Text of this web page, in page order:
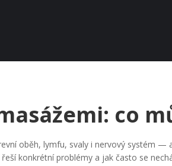
co
oběh, lymfu, svaly i nervový systém —
konkrétní problémy a jak často se